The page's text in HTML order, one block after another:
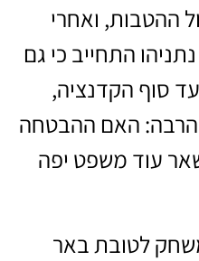
ההטבות, ואחרי
התחייב כי גם
סוף הקדנציה,
האם ההבטחה
עוד משפט יפה
לטובת באר